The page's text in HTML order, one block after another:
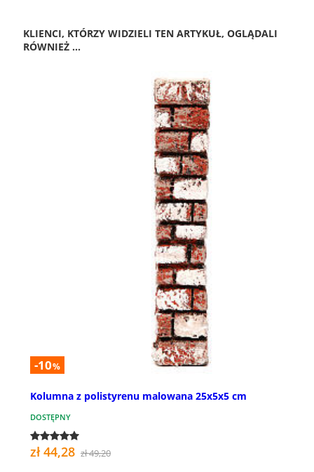
KLIENCI, KTÓRZY WIDZIELI TEN ARTYKUŁ, OGLĄDALI
RÓWNIEŻ ...
-10%
Kolumna z polistyrenu malowana 25x5x5 cm
DOSTĘPNY
zł 44,28 zł 49,20